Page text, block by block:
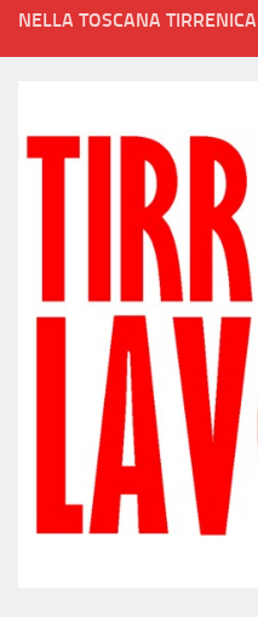
NELLA TOSCANA TIRRENICA